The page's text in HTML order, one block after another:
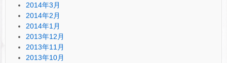
2014年3月
2014年2月
2014年1月
2013年12月
2013年11月
2013年10月